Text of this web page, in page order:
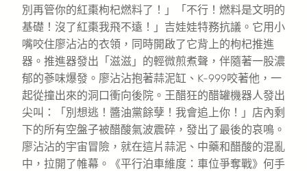
別再管你的紅棗枸杞燃料了！」「不行！燃料是文明的
基礎！沒了紅棗我飛不遠！」吉娃娃特務抗議。它用小
嘴咬住廖沾沾的衣領，同時開啟了它背上的枸杞推進
器。推進器發出「滋滋」的輕微煎煮聲，伴隨著一股濃
郁的蔘味爆發。廖沾沾抱著蒜泥缸、K-999咬著他，一
起從撞出來的洞口衝向後院。王醋狂的醋罐機器人發出
尖叫：「別想逃！醬油黨餘孽！我會追上你！」店內剩
下的所有空盤子被醋酸氣波震碎，發出了最後的哀鳴。
廖沾沾的宇宙冒險，就在這片蒜泥、中藥和醋酸的混亂
中，拉開了帷幕。《平行泊車維度：車位爭奪戰》何手